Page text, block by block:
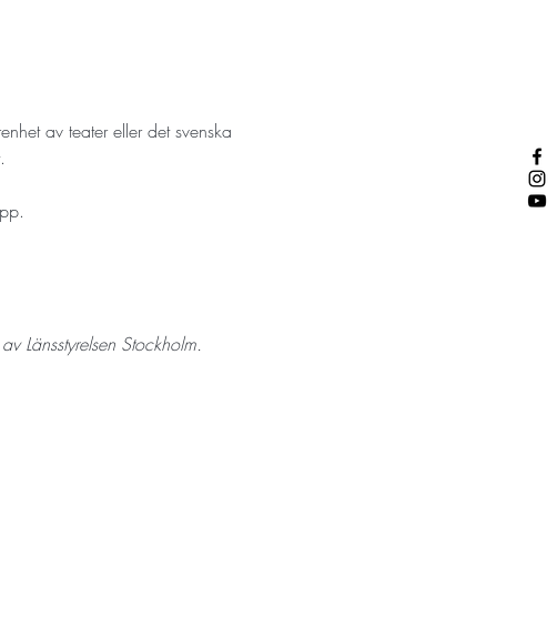
av teater eller det svenska
Länsstyrelsen Stockholm.